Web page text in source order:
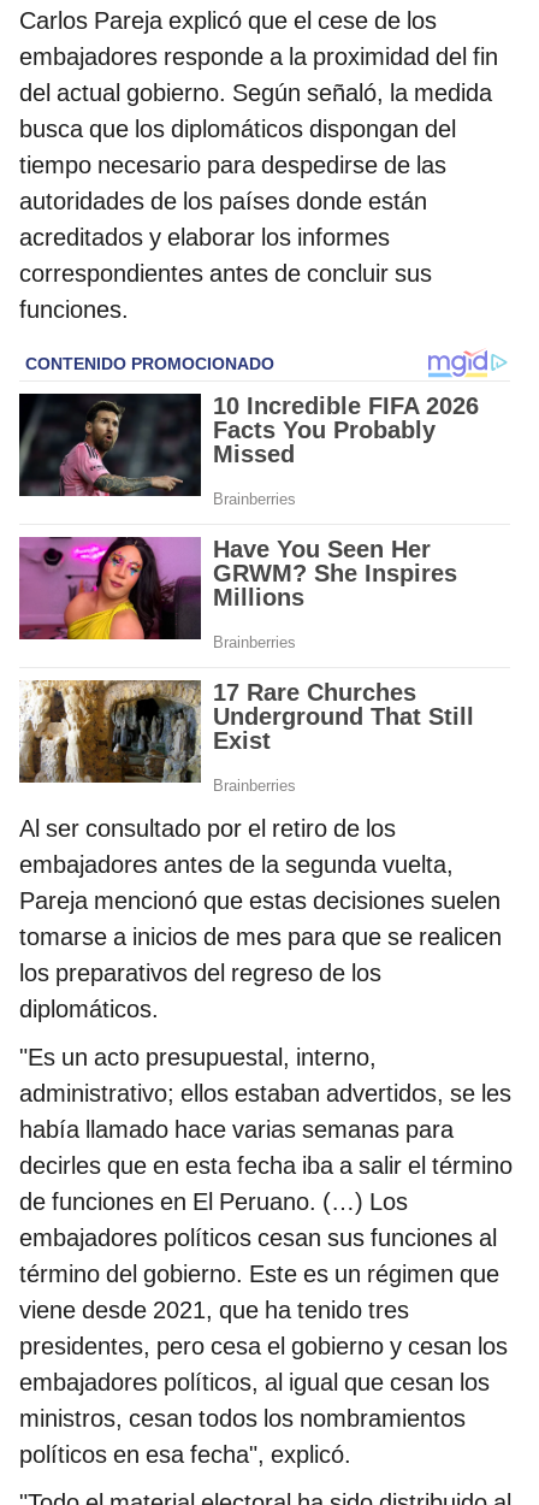
Carlos Pareja explicó que el cese de los
embajadores responde a la proximidad del fin
del actual gobierno. Según señaló, la medida
busca que los diplomáticos dispongan del
tiempo necesario para despedirse de las
autoridades de los países donde están
acreditados y elaborar los informes
correspondientes antes de concluir sus
funciones.
Al ser consultado por el retiro de los
embajadores antes de la segunda vuelta,
Pareja mencionó que estas decisiones suelen
tomarse a inicios de mes para que se realicen
los preparativos del regreso de los
diplomáticos.
"Es un acto presupuestal, interno,
administrativo; ellos estaban advertidos, se les
había llamado hace varias semanas para
decirles que en esta fecha iba a salir el término
de funciones en El Peruano. (…) Los
embajadores políticos cesan sus funciones al
término del gobierno. Este es un régimen que
viene desde 2021, que ha tenido tres
presidentes, pero cesa el gobierno y cesan los
embajadores políticos, al igual que cesan los
ministros, cesan todos los nombramientos
políticos en esa fecha", explicó.